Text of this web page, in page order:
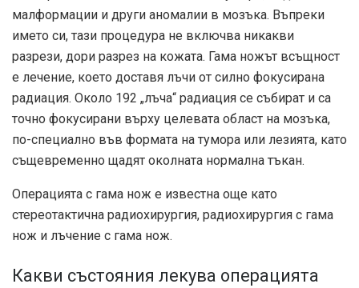
малформации и други аномалии в мозъка. Въпреки
името си, тази процедура не включва никакви
разрези, дори разрез на кожата. Гама ножът всъщност
е лечение, което доставя лъчи от силно фокусирана
радиация. Около 192 „лъча“ радиация се събират и са
точно фокусирани върху целевата област на мозъка,
по-специално във формата на тумора или лезията, като
същевременно щадят околната нормална тъкан.
Операцията с гама нож е известна още като
стереотактична радиохирургия, радиохирургия с гама
нож и лъчение с гама нож.
Какви състояния лекува операцията